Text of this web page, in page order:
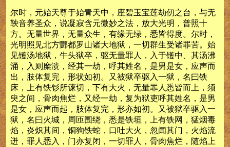
尔时，元始天尊于始青天中，座碧玉宝莲劫仞之台，与无
鞅音养圣众，说凝寂含元微妙之法，放大光明，普照十
方。无量世界，无量众生，有缘无绿，悉皆得度。尔时，
光明照见北方酆都罗山诸大地狱，一切群生受诸罪苦。始
见镬汤地狱，牛头狱卒，驱无量罪人，入于镬中、其汤沸
涌，入则糜溃，经其一劫，呼其姓名，是男是女，应声而
出，肢体复完，形状如初。又被狱卒驱入一狱，名曰铁
床，上有铁钐所谏切，下有大火，无量罪人悉皆而上，须
臾之间，骨肉焦烂，又经一劫，复为狱吏呼其姓名，是男
是女，应声而起，肢体复完，形亦如初。又被狱卒驱入一
狱，名曰火城，周匝围绕，悉是铁垣，上有铁网，猛烟毒
焰，炎炽其间，铜狗铁蛇，口吐大火，忽闻其门，火焰流
迸，罪人悉入，门亦复闭，一切罪人，骨肉焦烂，随焰上